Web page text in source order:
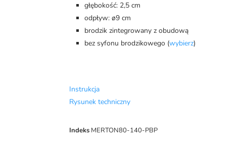
głębokość: 2,5 cm
odpływ: ø9 cm
brodzik zintegrowany z obudową
bez syfonu brodzikowego (wybierz)
Instrukcja
Rysunek techniczny
Indeks MERTON80-140-PBP